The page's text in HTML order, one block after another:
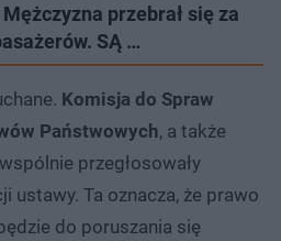
przebrał się za
SĄ …
Komisja do Spraw
Państwowych, a także
przegłosowały
ustawy. Ta oznacza, że prawo
do poruszania się